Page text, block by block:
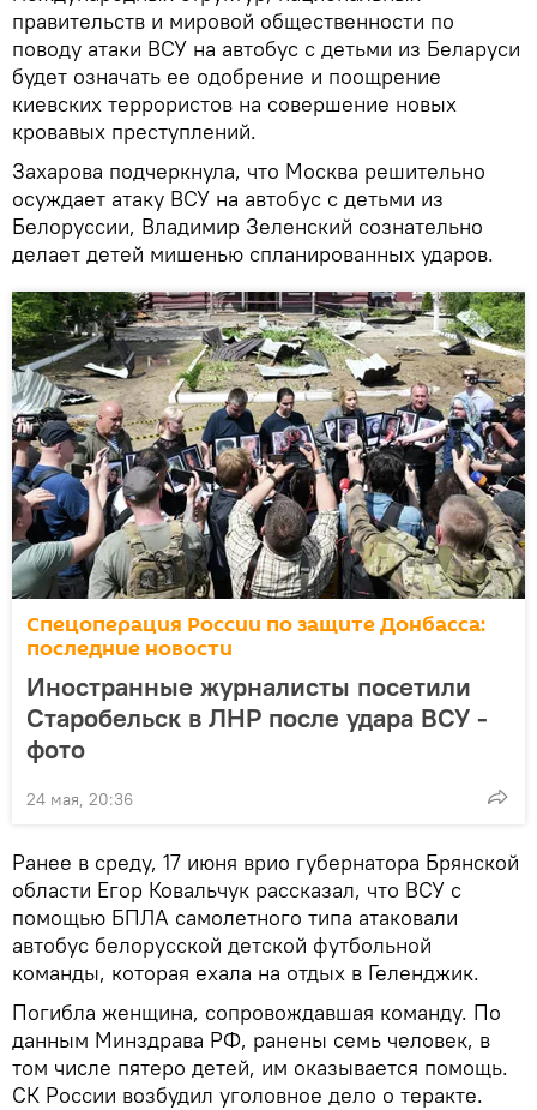
правительств и мировой общественности по
поводу атаки ВСУ на автобус с детьми из Беларуси
будет означать ее одобрение и поощрение
киевских террористов на совершение новых
кровавых преступлений.
Захарова подчеркнула, что Москва решительно
осуждает атаку ВСУ на автобус с детьми из
Белоруссии, Владимир Зеленский сознательно
делает детей мишенью спланированных ударов.
Спецоперация России по защите Донбасса:
последние новости
Иностранные журналисты посетили
Старобельск в ЛНР после удара ВСУ -
фото
24 мая, 20:36
Ранее в среду, 17 июня врио губернатора Брянской
области Егор Ковальчук рассказал, что ВСУ с
помощью БПЛА самолетного типа атаковали
автобус белорусской детской футбольной
команды, которая ехала на отдых в Геленджик.
Погибла женщина, сопровождавшая команду. По
данным Минздрава РФ, ранены семь человек, в
том числе пятеро детей, им оказывается помощь.
СК России возбудил уголовное дело о теракте.